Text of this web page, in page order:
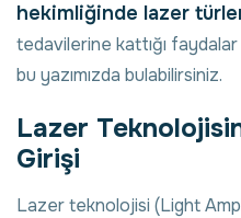
hekimliğinde lazer
tedavilerine kattığı
bu yazımızda bulabilirsiniz.
Lazer
Girişi
Lazer teknolojisi (Light